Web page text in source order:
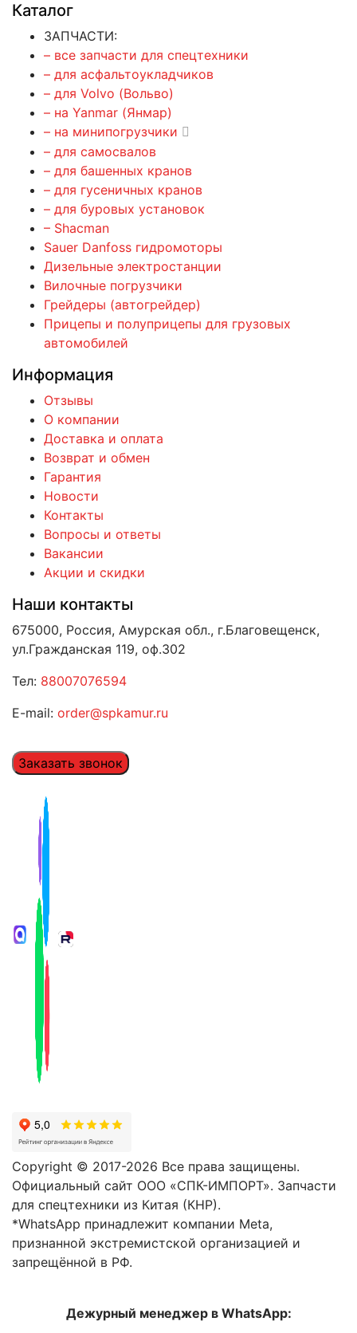
Каталог
ЗАПЧАСТИ:
– все запчасти для спецтехники
– для асфальтоукладчиков
– для Volvo (Вольво)
– на Yanmar (Янмар)
– на минипогрузчики
– для самосвалов
– для башенных кранов
– для гусеничных кранов
– для буровых установок
– Shacman
Sauer Danfoss гидромоторы
Дизельные электростанции
Вилочные погрузчики
Грейдеры (автогрейдер)
Прицепы и полуприцепы для грузовых
автомобилей
Информация
Отзывы
О компании
Доставка и оплата
Возврат и обмен
Гарантия
Новости
Контакты
Вопросы и ответы
Вакансии
Акции и скидки
Наши контакты
675000, Россия, Амурская обл., г.Благовещенск,
ул.Гражданская 119, оф.302
Тел: 88007076594
E-mail: order@spkamur.ru
Заказать звонок
Copyright © 2017-2026 Все права защищены.
Официальный сайт ООО «СПК-ИМПОРТ». Запчасти
для спецтехники из Китая (КНР).
*WhatsApp принадлежит компании Meta,
признанной экстремистской организацией и
запрещённой в РФ.
Дежурный менеджер в WhatsApp: